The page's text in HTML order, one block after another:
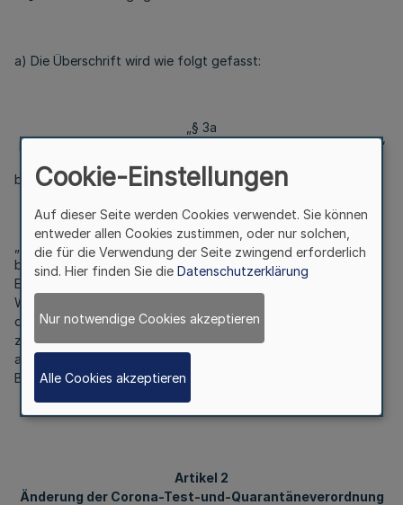
a) Die Überschrift wird wie folgt gefasst:
„§ 3a
Einschränkung und Beendigung der Tätigkeit von Teststellen“
b) Nach Absatz 1 wird folgender Absatz 1a eingefügt:
„(1a) Die Anzeigepflicht gilt auch für ein vorübergehendes
bedarfsorientiertes Aussetzen des Angebots oder für eine
Einschränkung gegenüber den Anforderungen nach Anlage 1.
Während eines Aussetzens ruhen die Beauftragung und die
damit verbundene Verpflichtung zur Erbringung des
zugesagten Testangebots. Die Wiederaufnahme ist
anzeigepflichtig, bedarf jedoch keiner erneuten
Beauftragung.“
Artikel 2
Änderung der Corona-Test-und-Quarantäneverordnung
Cookie-Einstellungen
Auf dieser Seite werden Cookies verwendet. Sie können
entweder allen Cookies zustimmen, oder nur solchen,
die für die Verwendung der Seite zwingend erforderlich
sind. Hier finden Sie die Datenschutzerklärung
Nur notwendige Cookies akzeptieren
Alle Cookies akzeptieren